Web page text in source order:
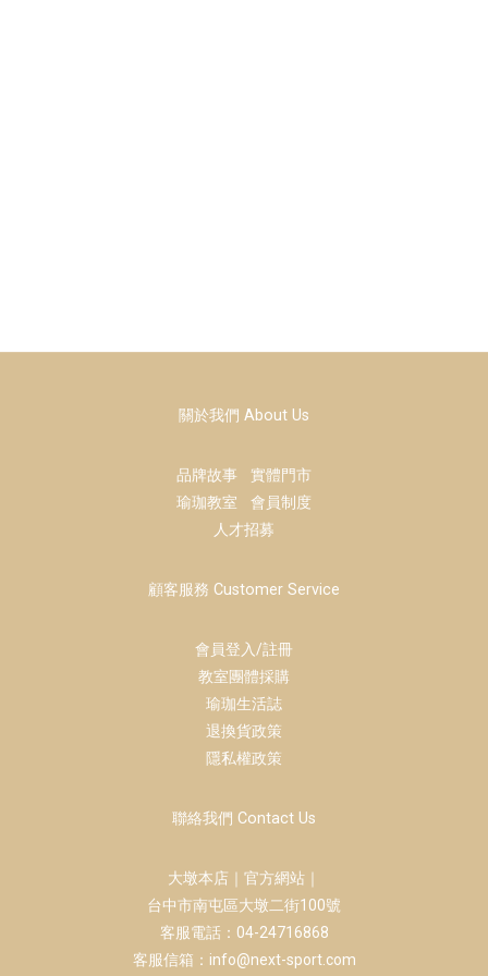
關於我們 About Us
品牌故事 實體門市
瑜珈教室 會員制度
人才招募
顧客服務 Customer Service
會員登入/註冊
教室團體採購
瑜珈生活誌
退換貨政策
隱私權政策
聯絡我們 Contact Us
大墩本店｜官方網站｜
台中市南屯區大墩二街100號
客服電話：04-24716868
客服信箱：info@next-sport.com